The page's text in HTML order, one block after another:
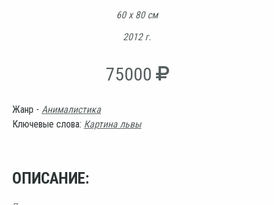
60 х 80 см
2012 г.
75000
Жанр - Анималистика
Ключевые слова: Картина львы
ОПИСАНИЕ: